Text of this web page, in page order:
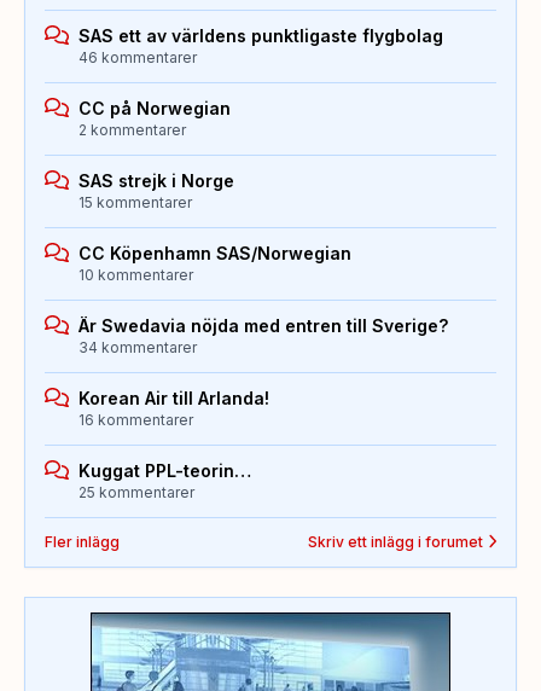
SAS ett av världens punktligaste flygbolag
46 kommentarer
CC på Norwegian
2 kommentarer
SAS strejk i Norge
15 kommentarer
CC Köpenhamn SAS/Norwegian
10 kommentarer
Är Swedavia nöjda med entren till Sverige?
34 kommentarer
Korean Air till Arlanda!
16 kommentarer
Kuggat PPL-teorin…
25 kommentarer
Fler inlägg Skriv ett inlägg i forumet